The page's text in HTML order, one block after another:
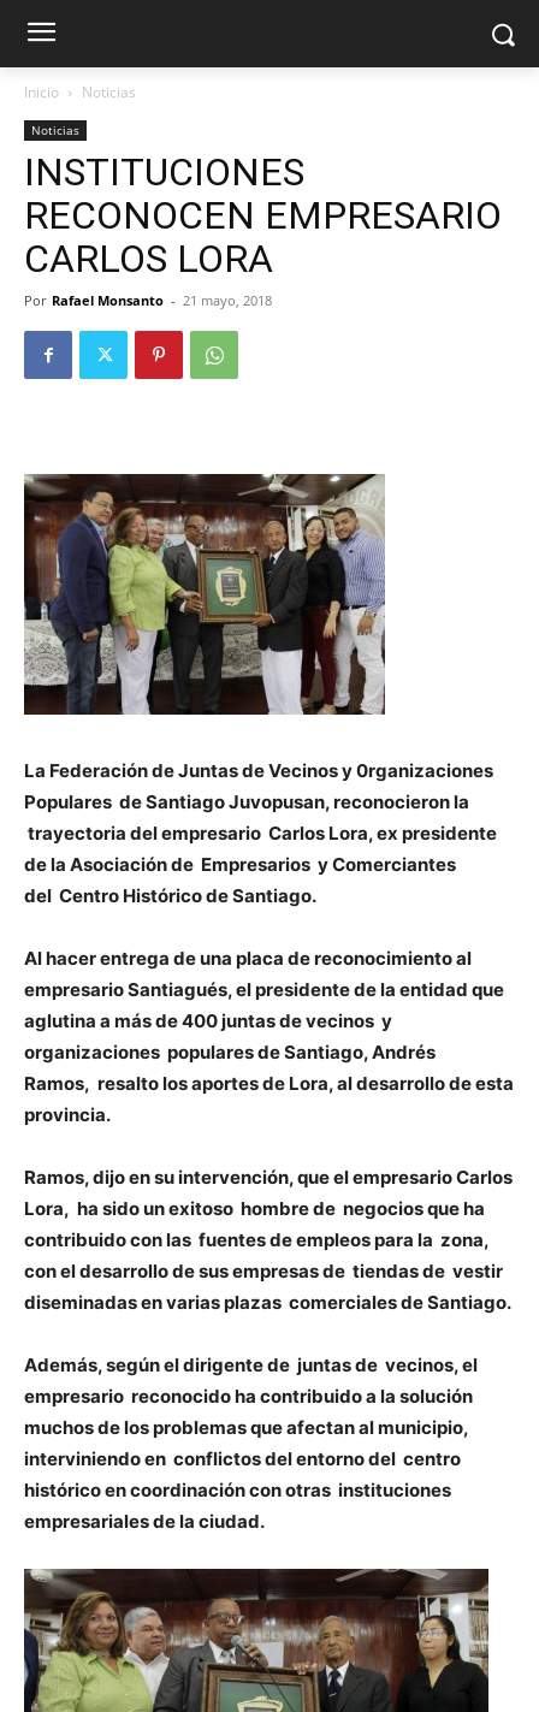
Inicio Noticias
Noticias
INSTITUCIONES
RECONOCEN EMPRESARIO
CARLOS LORA
Por Rafael Monsanto - 21 mayo, 2018
La Federación de Juntas de Vecinos y 0rganizaciones
Populares de Santiago Juvopusan, reconocieron la
trayectoria del empresario Carlos Lora, ex presidente
de la Asociación de Empresarios y Comerciantes
del Centro Histórico de Santiago.
Al hacer entrega de una placa de reconocimiento al
empresario Santiagués, el presidente de la entidad que
aglutina a más de 400 juntas de vecinos y
organizaciones populares de Santiago, Andrés
Ramos, resalto los aportes de Lora, al desarrollo de esta
provincia.
Ramos, dijo en su intervención, que el empresario Carlos
Lora, ha sido un exitoso hombre de negocios que ha
contribuido con las fuentes de empleos para la zona,
con el desarrollo de sus empresas de tiendas de vestir
diseminadas en varias plazas comerciales de Santiago.
Además, según el dirigente de juntas de vecinos, el
empresario reconocido ha contribuido a la solución
muchos de los problemas que afectan al municipio,
interviniendo en conflictos del entorno del centro
histórico en coordinación con otras instituciones
empresariales de la ciudad.